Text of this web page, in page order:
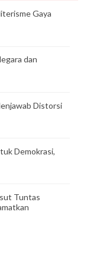
Gaya
dan
Distorsi
Demokrasi,
Tuntas